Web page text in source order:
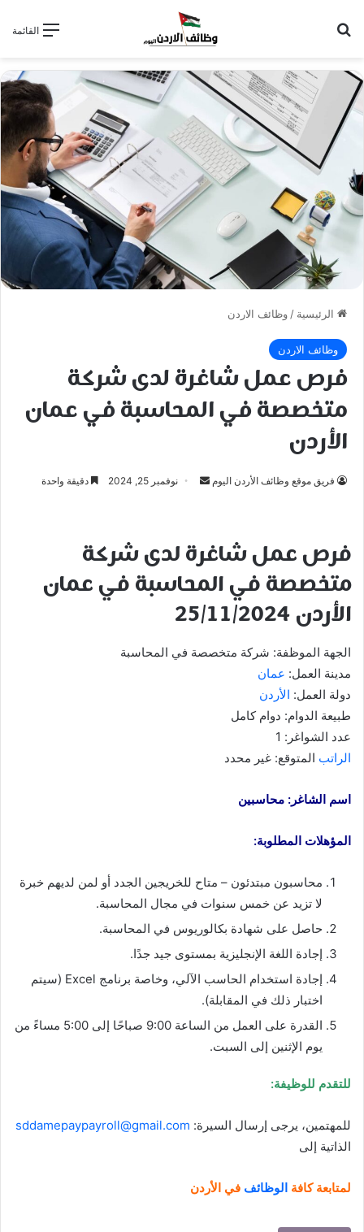
القائمة
الرئيسية / وظائف الاردن
وظائف الاردن
فرص عمل شاغرة لدى شركة
متخصصة في المحاسبة في عمان
الأردن
فريق موقع وظائف الأردن اليوم
أرسل نوفمبر 25, 2024 دقيقة واحدة
فرص عمل شاغرة لدى شركة
متخصصة في المحاسبة في عمان
الأردن 25/11/2024
الجهة الموظفة: شركة متخصصة في المحاسبة
مدينة العمل: عمان
دولة العمل: الأردن
طبيعة الدوام: دوام كامل
عدد الشواغر: 1
الراتب المتوقع: غير محدد
اسم الشاغر: محاسبين
المؤهلات المطلوبة:
محاسبون مبتدئون – متاح للخريجين الجدد أو لمن لديهم خبرة
لا تزيد عن خمس سنوات في مجال المحاسبة.
حاصل على شهادة بكالوريوس في المحاسبة.
إجادة اللغة الإنجليزية بمستوى جيد جدًا.
إجادة استخدام الحاسب الآلي، وخاصة برنامج Excel (سيتم
اختبار ذلك في المقابلة).
القدرة على العمل من الساعة 9:00 صباحًا إلى 5:00 مساءً من
يوم الإثنين إلى السبت.
للتقدم للوظيفة:
sddamepaypayroll@gmail.com :للمهتمين، يرجى إرسال السيرة
الذاتية إلى
لمتابعة كافة الوظائف في الأردن